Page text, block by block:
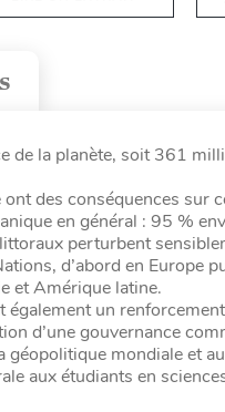
de la planète, soit 361
des conséquences sur
en général : 95 %
perturbent
d’abord en Europe
et Amérique latine.
également un
d’une gouvernance
mondiale et
aux étudiants en